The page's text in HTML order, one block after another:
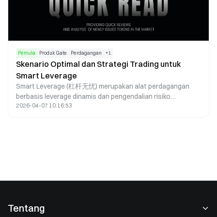
Pemula Produk Gate Perdagangan +1
Skenario Optimal dan Strategi Trading untuk
Smart Leverage
Smart Leverage (杠杆无忧) merupakan alat perdagangan
berbasis leverage dinamis dan pengendalian risiko
otomatis, dengan efektivitas yang sangat bergantung pada
ketidakpastian tinggi. Kunci pemanfaatannya terletak pada
2026-04-07 10:16:53
Tentang